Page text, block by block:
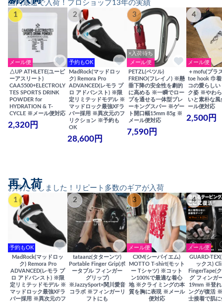
国内最速で入荷！プロショップ13年の実績
1
メール便
△UP ATHLETE(ユーピ
ーアスリート)
CAA5500+ELECTROLY
TES SPORTS DRINK
POWDER for
HYDRATION & T-
CYCLE ※メール便対応
2,320円
2
予約もOK
MadRock(マッドロッ
ク) Remora Pro
ADVANCED(レモラ プ
ロ アドバンスト) ※限
定リミテッドモデル ※
マッドロック最強XFラ
バー採用 ※異次元のフ
リクション ※予約も
OK
28,600円
3
×入荷待ち
メール便
PETZL(ペツル)
FREINO(フレイノ) ※懸
垂下降の安全性を劇的
に高める ※一瞬でロー
プを通せる一体型ブレ
ーキングスパー ※ゲー
ト開口幅15mm 85g ※
メール便対応
7,590円
4
メール便
＋mofu(プラ
toe hook 巾
コの愛らしい
ク姿 ※やわ
いと素朴な
ール便対応
2,500円
お待たせしました！リピート多数のギアが入荷
再入荷
1
予約もOK
MadRock(マッドロッ
ク) Remora Pro
ADVANCED(レモラ プ
ロ アドバンスト) ※限
定リミテッドモデル ※
マッドロック最強XFラ
バー採用 ※異次元のフ
2
tataanz(タターンツ)
Portable Finger Grip(ポ
ータブル フィンガー
グリップ)
※JazzySport×関川愛音
コラボ ※フィンガーリ
フトにも
3
メール便
CXM(シーバイエム)
MOTTO T-shirt(モット
ー Tシャツ) ※コット
ン100%で最適な着心
地 ※クライミングの本
質を胸に表現 ※メール
便対応
4
メール便
GUARD-
ックス)
FingerTape(
グ フィンガ
19mm ※登れ
ングが復活
士接着で肌